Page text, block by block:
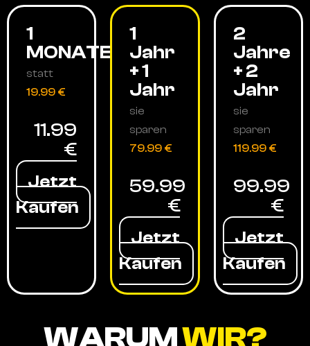
1
MONATE
statt
19.99 €
11.99
€
Jetzt
Kaufen
1
Jahr
+ 1
Jahr
sie
sparen
79.99 €
59.99
€
Jetzt
Kaufen
2
Jahre
+ 2
Jahr
sie
sparen
119.99 €
99.99
€
Jetzt
Kaufen
WARUMWIR?